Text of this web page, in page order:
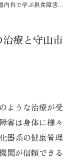
ぶ摂食障害の治療と守山市で受けられるサポート情報
療と守山市
ような治療が受
害は身体に様々
器系の健康管理
関が信頼できる